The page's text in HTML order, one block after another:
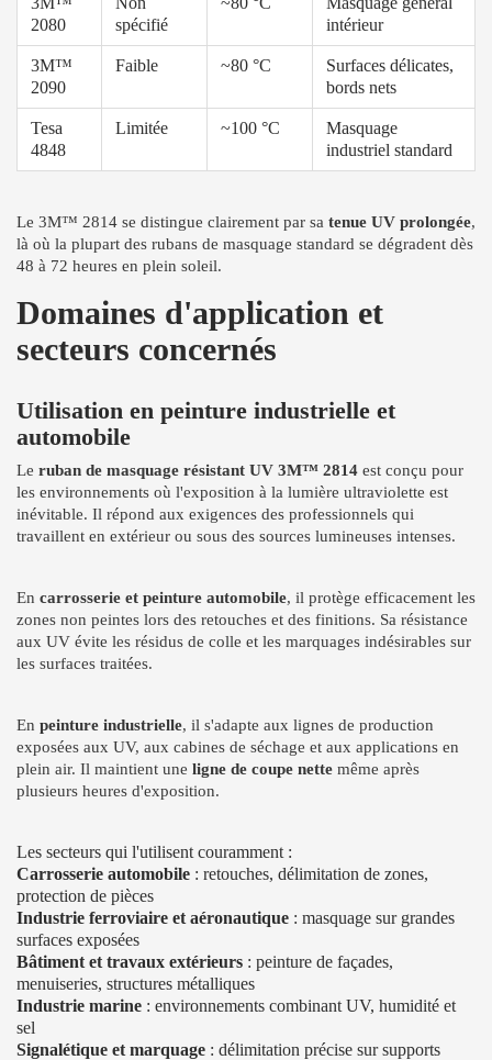
2080
spécifié
intérieur
3M™
2090
Faible ~80 °C
Surfaces délicates,
bords nets
Tesa
4848
Limitée ~100 °C
Masquage
industriel standard
Le 3M™ 2814 se distingue clairement par sa tenue UV prolongée,
là où la plupart des rubans de masquage standard se dégradent dès
48 à 72 heures en plein soleil.
Domaines d'application et
secteurs concernés
Utilisation en peinture industrielle et
automobile
Le ruban de masquage résistant UV 3M™ 2814 est conçu pour
les environnements où l'exposition à la lumière ultraviolette est
inévitable. Il répond aux exigences des professionnels qui
travaillent en extérieur ou sous des sources lumineuses intenses.
En carrosserie et peinture automobile, il protège efficacement les
zones non peintes lors des retouches et des finitions. Sa résistance
aux UV évite les résidus de colle et les marquages indésirables sur
les surfaces traitées.
En peinture industrielle, il s'adapte aux lignes de production
exposées aux UV, aux cabines de séchage et aux applications en
plein air. Il maintient une ligne de coupe nette même après
plusieurs heures d'exposition.
Les secteurs qui l'utilisent couramment :
Carrosserie automobile : retouches, délimitation de zones,
protection de pièces
Industrie ferroviaire et aéronautique : masquage sur grandes
surfaces exposées
Bâtiment et travaux extérieurs : peinture de façades,
menuiseries, structures métalliques
Industrie marine : environnements combinant UV, humidité et
sel
Signalétique et marquage : délimitation précise sur supports